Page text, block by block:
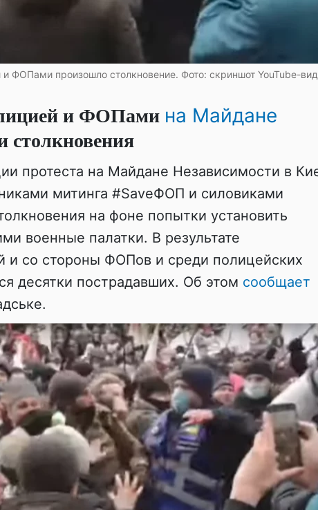
ФОПами произошло столкновение. Фото: скриншот YouTube-
и ФОПами на Майдане
столкновения
протеста на Майдане Независимости в
митинга #SaveФОП и силовиками
на фоне попытки установить
военные палатки. В результате
и со стороны ФОПов и среди полицейских
десятки пострадавших. Об этом сообщает